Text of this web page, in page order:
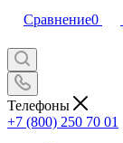
Сравнение0
Телефоны
+7 (800) 250 70 01